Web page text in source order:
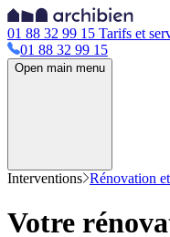
01 88 32 99 15 Tarifs et
01 88 32 99 15
Open main menu
Interventions Rénovation
Votre